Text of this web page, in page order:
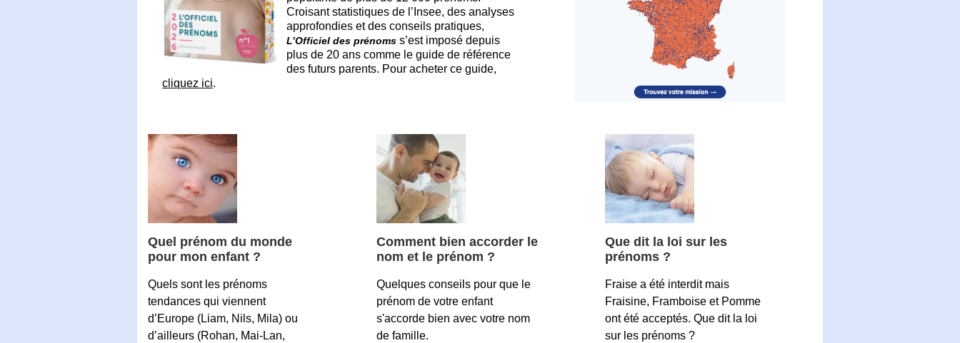
Croisant statistiques de l’Insee, des analyses
approfondies et des conseils pratiques,
L’Officiel des prénoms s’est imposé depuis
plus de 20 ans comme le guide de référence
des futurs parents. Pour acheter ce guide,
cliquez ici.
Quel prénom du monde
pour mon enfant ?
Quels sont les prénoms
tendances qui viennent
d’Europe (Liam, Nils, Mila) ou
d’ailleurs (Rohan, Mai-Lan,
Comment bien accorder le
nom et le prénom ?
Quelques conseils pour que le
prénom de votre enfant
s'accorde bien avec votre nom
de famille.
Que dit la loi sur les
prénoms ?
Fraise a été interdit mais
Fraisine, Framboise et Pomme
ont été acceptés. Que dit la loi
sur les prénoms ?